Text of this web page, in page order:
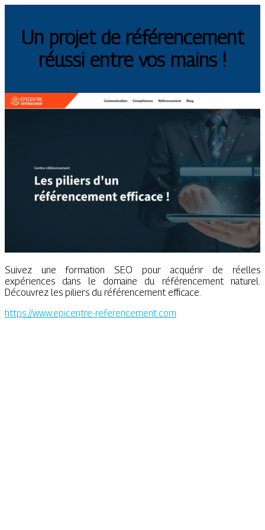
Un projet de référencement
réussi entre vos mains !
Suivez une formation SEO pour acquérir de réelles
expériences dans le domaine du référencement naturel.
Découvrez les piliers du référencement efficace.
https://www.epicentre-referencement.com